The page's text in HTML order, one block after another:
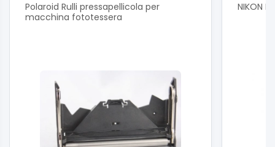
Polaroid Rulli pressapellicola per
macchina fototessera
NIKON